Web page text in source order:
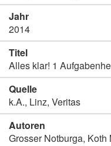
Jahr
2014
Titel
Alles klar! 1
Quelle
k.A., Linz, Veritas
Autoren
Grosser Notburga, Koth